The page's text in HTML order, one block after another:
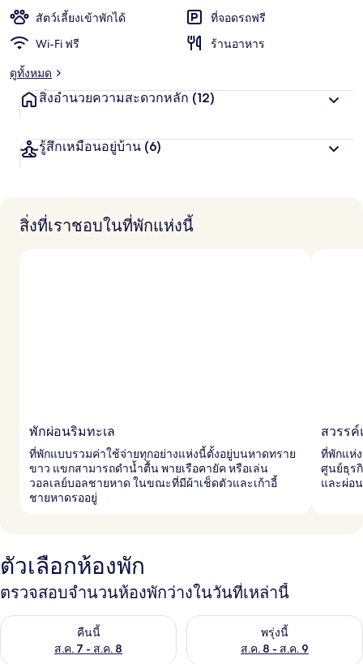
สัตว์เลี้ยงเข้าพักได้
ที่จอดรถฟรี
Wi-Fi ฟรี
ร้านอาหาร
ดูทั้งหมด
สิ่งอำนวยความสะดวกหลัก (12)
รู้สึกเหมือนอยู่บ้าน (6)
สิ่งที่เราชอบในที่พักแห่งนี้
พักผ่อนริมทะเล
ที่พักแบบรวมค่าใช้จ่ายทุกอย่างแห่งนี้ตั้งอยู่บนหาดทราย
ขาว แขกสามารถดำน้ำตื้น พายเรือคายัค หรือเล่น
วอลเลย์บอลชายหาด ในขณะที่มีผ้าเช็ดตัวและเก้าอี้
ชายหาดรออยู่
สวรรค์
ที่พักแห่
ศูนย์ธุร
และผ่อ
ตัวเลือกห้องพัก
ตรวจสอบจำนวนห้องพักว่างในวันที่เหล่านี้
คืนนี้
ส.ค. 7 - ส.ค. 8
ตรวจสอบจำนวนห้องพักว่างในคืนนี้ ส.ค. 7 - ส.ค. 8พรุ่งนี้
ส.ค. 8 - ส.ค. 9
ตรวจสอบจำนวนห้องพักว่างใน